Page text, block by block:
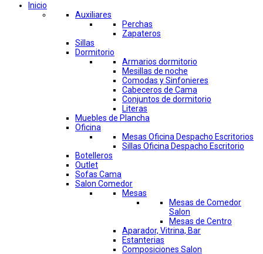
Inicio
Auxiliares
Perchas
Zapateros
Sillas
Dormitorio
Armarios dormitorio
Mesillas de noche
Comodas y Sinfonieres
Cabeceros de Cama
Conjuntos de dormitorio
Literas
Muebles de Plancha
Oficina
Mesas Oficina Despacho Escritorios
Sillas Oficina Despacho Escritorio
Botelleros
Outlet
Sofas Cama
Salon Comedor
Mesas
Mesas de Comedor
Salon
Mesas de Centro
Aparador, Vitrina, Bar
Estanterias
Composiciones Salon